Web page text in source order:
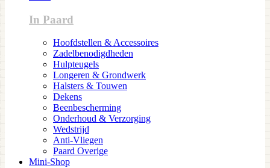
In Paard
Hoofdstellen & Accessoires
Zadelbenodigdheden
Hulpteugels
Longeren & Grondwerk
Halsters & Touwen
Dekens
Beenbescherming
Onderhoud & Verzorging
Wedstrijd
Anti-Vliegen
Paard Overige
Mini-Shop